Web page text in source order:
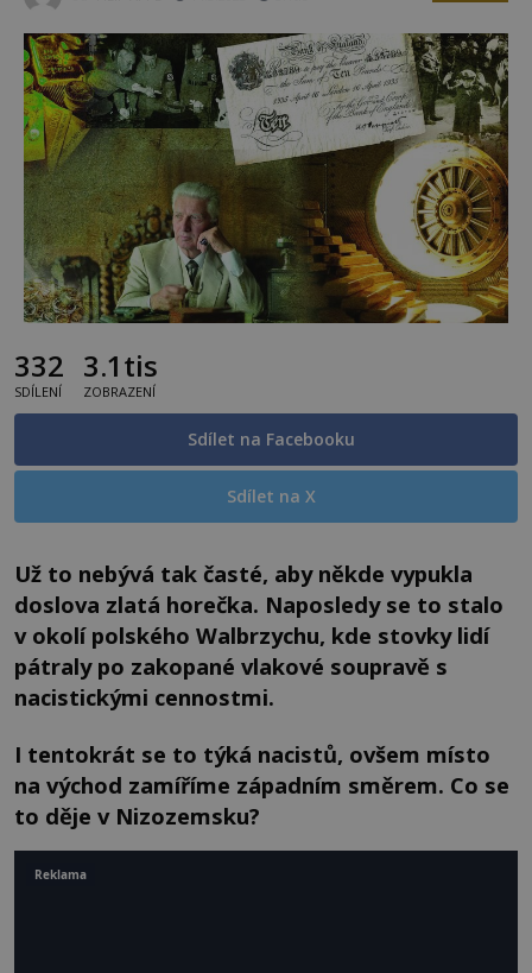
332
SDÍLENÍ
3.1tis
ZOBRAZENÍ
Sdílet na Facebooku
Sdílet na X
Už to nebývá tak časté, aby někde vypukla
doslova zlatá horečka. Naposledy se to stalo
v okolí polského Walbrzychu, kde stovky lidí
pátraly po zakopané vlakové soupravě s
nacistickými cennostmi.
I tentokrát se to týká nacistů, ovšem místo
na východ zamíříme západním směrem. Co se
to děje v Nizozemsku?
Reklama